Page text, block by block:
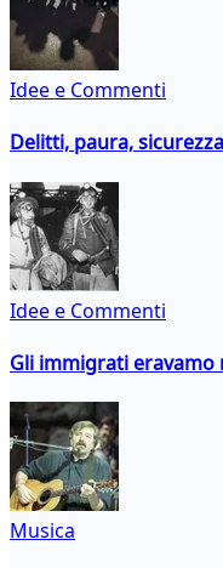
Idee e Commenti
Delitti, paura,
Idee e Commenti
Gli immigrati eravamo
Musica